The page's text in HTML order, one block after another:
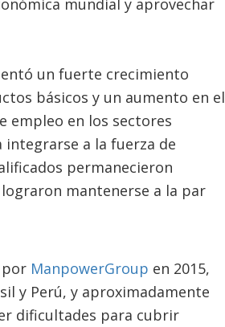
un fuerte crecimiento
básicos y un aumento en el
empleo en los sectores
a la fuerza de
permanecieron
mantenerse a la par
por ManpowerGroup en 2015,
y Perú, y aproximadamente
dificultades para cubrir